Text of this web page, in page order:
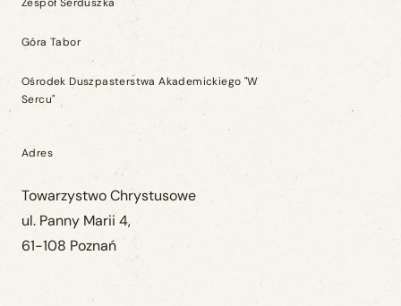
Góra Tabor
Ośrodek Duszpasterstwa Akademickiego "W
Sercu"
Adres
Towarzystwo Chrystusowe
ul. Panny Marii 4,
61-108 Poznań